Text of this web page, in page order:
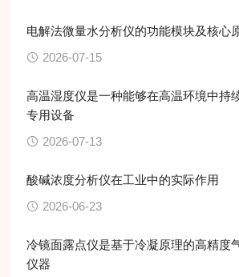
电解法微量水分析仪的功能模块及核心
2026-07-15
高温湿度仪是一种能够在高温环境中持
专用设备
2026-07-13
酸碱浓度分析仪在工业中的实际作用
2026-06-23
冷镜面露点仪是基于冷凝原理的高精度
仪器